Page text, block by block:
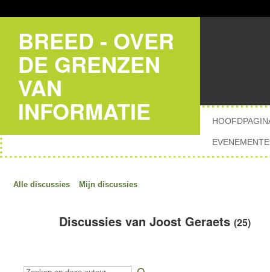
BREED - OVER
DE GRENZEN
VAN
INFORMATIE
Alle discussies Mijn discussies
Discussies van Joost Geraets (25)